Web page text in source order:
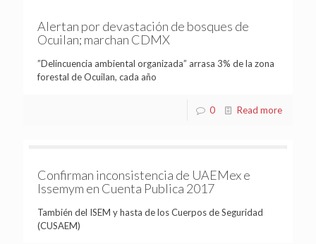
Alertan por devastación de bosques de
Ocuilan; marchan CDMX
”Delincuencia ambiental organizada” arrasa 3% de la zona
forestal de Ocuilan, cada año
0 Read more
Confirman inconsistencia de UAEMex e
Issemym en Cuenta Publica 2017
También del ISEM y hasta de los Cuerpos de Seguridad
(CUSAEM)